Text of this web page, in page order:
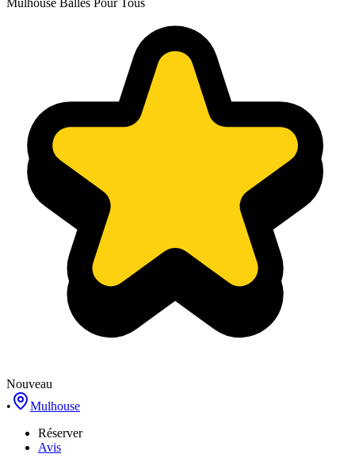
Mulhouse Balles Pour Tous
Nouveau
•
Mulhouse
Réserver
Avis